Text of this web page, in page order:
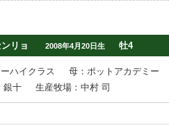
リョ
2008年4月20日生 牡4
ハイクラス
母：ポットアカデミー
銀十
生産牧場：中村 司